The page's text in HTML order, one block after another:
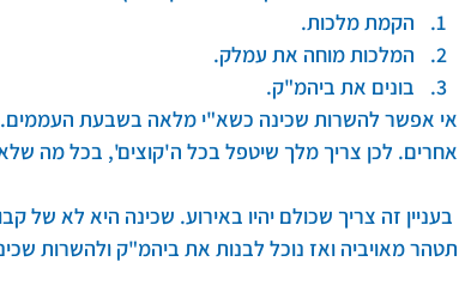
הקמת מלכות.
המלכות מוחה את עמלק.
בונים את ביהמ"ק.
אי אפשר להשרות שכינה כשא"י מלאה בשבעת העממים.
אחרים. לכן צריך מלך שיטפל בכל ה'קוצים', בכל מה
בעניין זה צריך שכולם יהיו באירוע. שכינה היא לא
תטהר מאויביה ואז נוכל לבנות את ביהמ"ק ולהשרות